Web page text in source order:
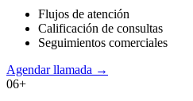
Flujos de atención
Calificación de consultas
Seguimientos comerciales
Agendar llamada →
06+